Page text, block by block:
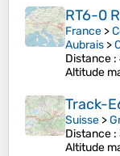
RT6-0
France >
Aubrais >
Distance :
Altitude
Track-
Suisse >
Distance :
Altitude